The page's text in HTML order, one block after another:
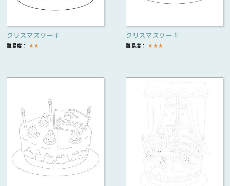
クリスマスケーキ
難易度： ★★
クリスマスケーキ
難易度： ★★★